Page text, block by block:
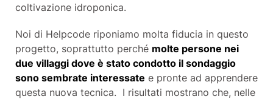
coltivazione idroponica.
Noi di Helpcode riponiamo molta fiducia in questo
progetto, soprattutto perché molte persone nei
due villaggi dove è stato condotto il sondaggio
sono sembrate interessate e pronte ad apprendere
questa nuova tecnica. I risultati mostrano che, nelle